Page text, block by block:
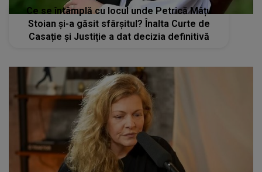
Ce se întâmplă cu locul unde Petrică Mâțu
Stoian și-a găsit sfârșitul? Înalta Curte de
Casație și Justiție a dat decizia definitivă